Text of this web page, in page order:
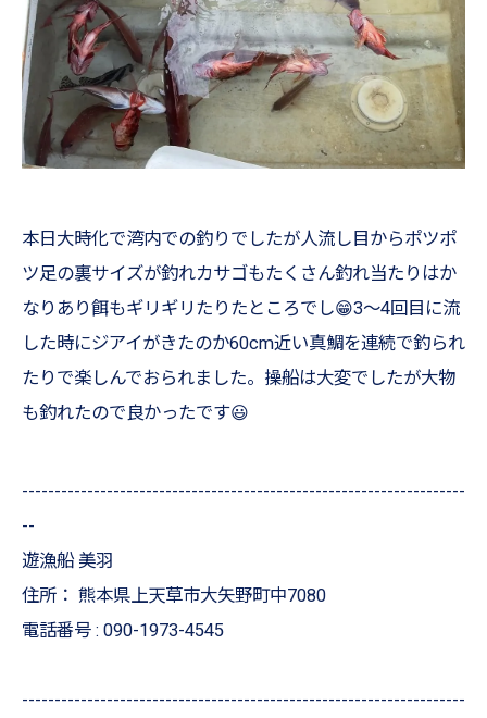
本日大時化で湾内での釣りでしたが人流し目からポツポ
ツ足の裏サイズが釣れカサゴもたくさん釣れ当たりはか
なりあり餌もギリギリたりたところでし😁3〜4回目に流
した時にジアイがきたのか60cm近い真鯛を連続で釣られ
たりで楽しんでおられました。操船は大変でしたが大物
も釣れたので良かったです😃
--------------------------------------------------------------------
--
遊漁船 美羽
住所： 熊本県上天草市大矢野町中7080
電話番号 : 090-1973-4545
--------------------------------------------------------------------